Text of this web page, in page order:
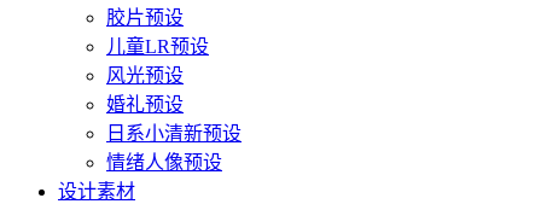
胶片预设
儿童LR预设
风光预设
婚礼预设
日系小清新预设
情绪人像预设
设计素材